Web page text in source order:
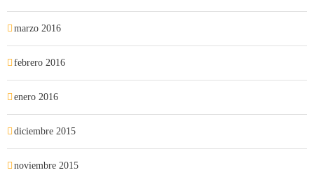
marzo 2016
febrero 2016
enero 2016
diciembre 2015
noviembre 2015